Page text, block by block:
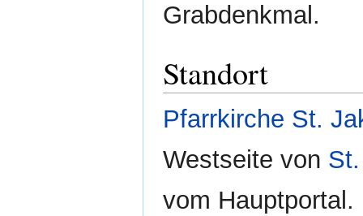
Grabdenkmal.
Standort
Pfarrkirche St.
Westseite von
vom Hauptportal.